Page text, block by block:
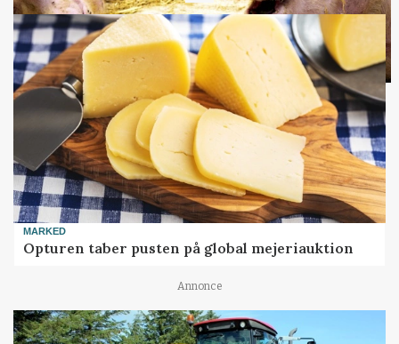
MARKED
Opturen taber pusten på global mejeriauktion
Annonce